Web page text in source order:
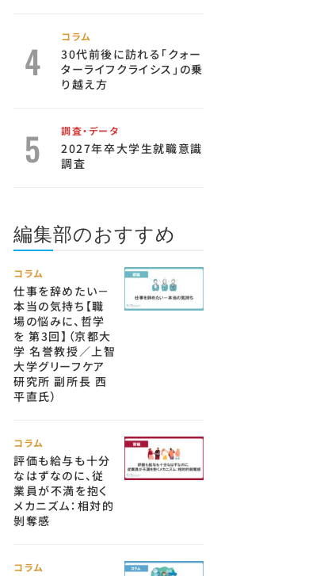
コラム
30代前後に訪れる「クォー
ターライフクライシス」の乗
り越え方
調査・データ
2027年卒大学生就職意識
調査
編集部のおすすめ
コラム
仕事を辞めたい－
本当の気持ち【職
場の悩みに、哲学
を 第3回】（京都大
学 名誉教授／上智
大学グリーフケア
研究所 副所長 西
平直氏）
コラム
評価も給与も十分
なはずなのに、従
業員が不満を抱く
メカニズム：相対的
剝奪感
コラム